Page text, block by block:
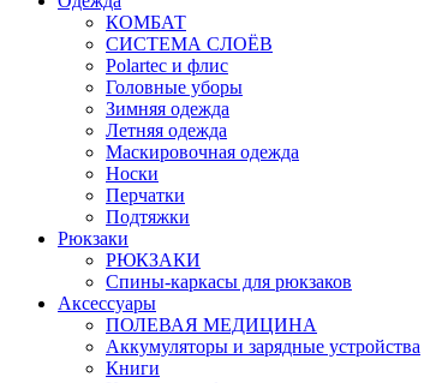
КОМБАТ
СИСТЕМА СЛОЁВ
Polartec и флис
Головные уборы
Зимняя одежда
Летняя одежда
Маскировочная одежда
Носки
Перчатки
Подтяжки
Рюкзаки
РЮКЗАКИ
Спины-каркасы для рюкзаков
Аксессуары
ПОЛЕВАЯ МЕДИЦИНА
Аккумуляторы и зарядные устройства
Книги